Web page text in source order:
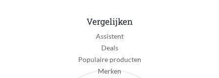
Vergelijken
Assistent
Deals
Populaire producten
Merken